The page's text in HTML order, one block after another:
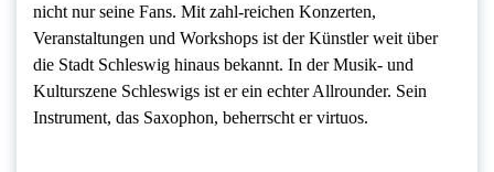
nicht nur seine Fans. Mit zahl-reichen Konzerten,
Veranstaltungen und Workshops ist der Künstler weit über
die Stadt Schleswig hinaus bekannt. In der Musik- und
Kulturszene Schleswigs ist er ein echter Allrounder. Sein
Instrument, das Saxophon, beherrscht er virtuos.